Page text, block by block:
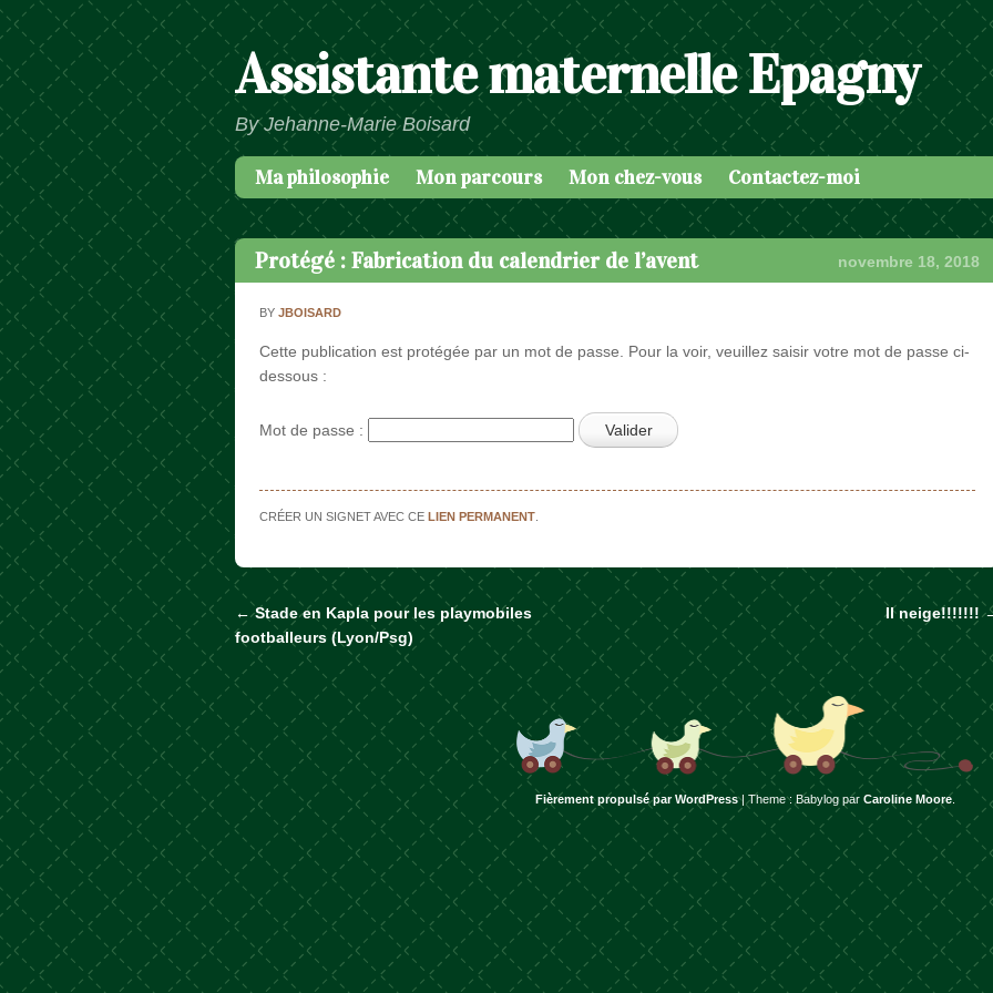
Assistante maternelle Epagny
By Jehanne-Marie Boisard
Menu
Passer au contenu
Ma philosophie Mon parcours Mon chez-vous Contactez-moi
Protégé : Fabrication du calendrier de l’avent novembre 18, 2018
BYJBOISARD
Cette publication est protégée par un mot de passe. Pour la voir, veuillez saisir votre mot de passe ci-
dessous :
Mot de passe :
CRÉER UN SIGNET AVEC CELIEN PERMANENT
Naviguer dans les articles
←Stade en Kapla pour les playmobiles
footballeurs (Lyon/Psg)
Il neige!!!!!!!
Fièrement propulsé par WordPress |Theme : Babylog par Caroline Moore.